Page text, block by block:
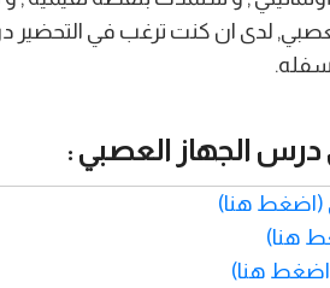
لدى ان كنت ترغب في التحضير
درس الجهاز العصبي :
(اضغط هنا)
هنا)
هنا)